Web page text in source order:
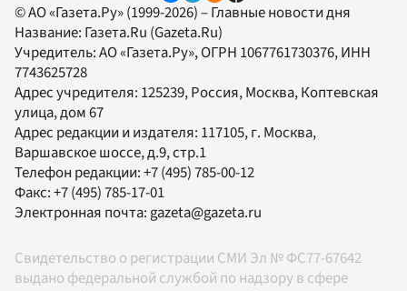
© АО «Газета.Ру» (1999-2026) – Главные новости дня
Название: Газета.Ru (Gazeta.Ru)
Учредитель:АО «Газета.Ру», ОГРН 1067761730376, ИНН
7743625728
Адрес учредителя: 125239, Россия, Москва, Коптевская
улица, дом 67
Адрес редакции и издателя: 117105, г. Москва,
Варшавское шоссе, д.9, стр.1
Телефон редакции:+7 (495) 785-00-12
Факс:+7 (495) 785-17-01
Электронная почта: gazeta@gazeta.ru
Свидетельство о регистрации СМИ Эл № ФС77-67642
выдано федеральной службой по надзору в сфере